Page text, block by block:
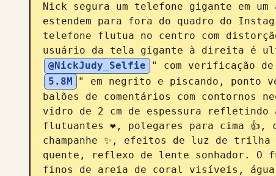
Nick segura um telefone gigante em
estendem para fora do quadro do
telefone flutua no centro com
usuário da tela gigante à direita é
@NickJudy_Selfie
" com verificação
5.8M
" em negrito e piscando, ponto
balões de comentários com contornos
vidro de 2 cm de espessura refletindo
flutuantes ❤️, polegares para cima 👍,
champanhe ✨, efeitos de luz de trilha
quente, reflexo de lente sonhador. O
finos de areia de coral visíveis,